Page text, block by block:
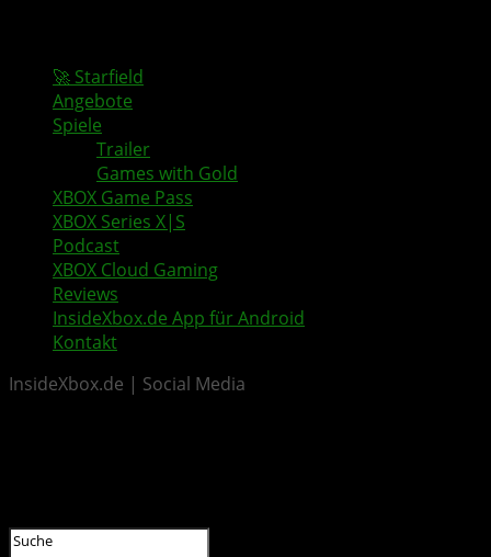
🚀 Starfield
Angebote
Spiele
Trailer
Games with Gold
XBOX Game Pass
XBOX Series X|S
Podcast
XBOX Cloud Gaming
Reviews
InsideXbox.de App für Android
Kontakt
InsideXbox.de | Social Media